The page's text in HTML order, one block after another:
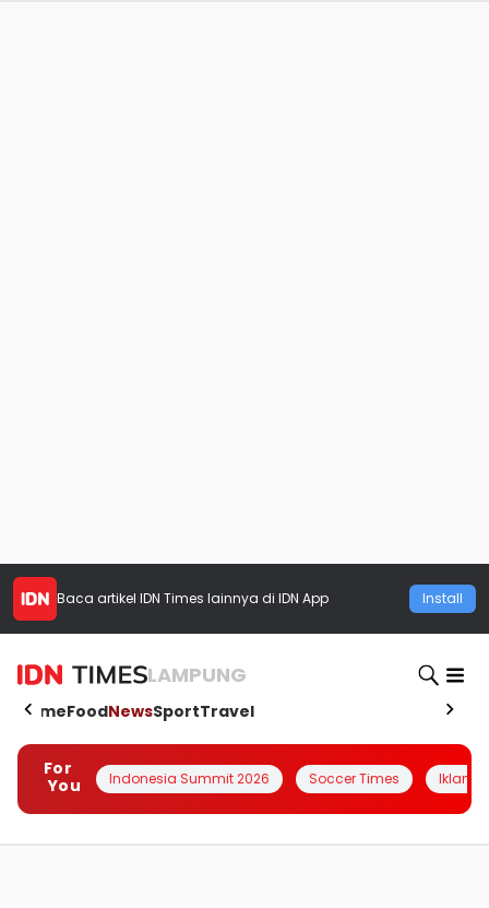
Baca artikel IDN Times lainnya di IDN App Install
LAMPUNG
HomeFoodNewsSportTravel
For
You
Indonesia Summit 2026 Soccer Times Iklanin